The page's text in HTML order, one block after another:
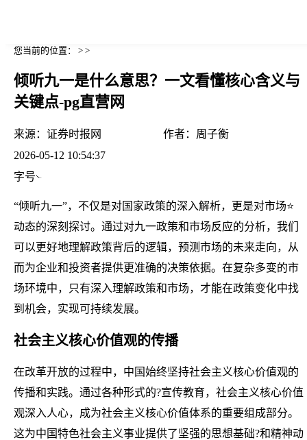
您当前的位置： > >
倾听九一是什么意思？一文看懂核心含义与
关键点-pg直营网
来源： 证券时报网 作者： 周子衡
2026-05-12 10:54:37
字号
“倾听九一”，不仅是对国家政策的深入解析，更是对市场⭐
动态的深刻探讨。通过对九一政策和市场反应的分析，我们
可以更好地理解政策背后的逻辑，预测市场的未来走向，从
而为企业和投资者提供更准确的决策依据。在复杂多变的市
场环境中，只有深入理解政策和市场，才能在政策变化中找
到机会，实现可持续发展。
社会主义核心价值观的传播
在改革开放的过程中，中国始终坚持社会主义核心价值观的
传播和实践。通过各种形式的?宣传教育，社会主义核心价值
观深入人心，成为社会主义核心价值体系的重要组成部分。
这为中国特色社会主义事业提供了坚强的思想基础?和精神动